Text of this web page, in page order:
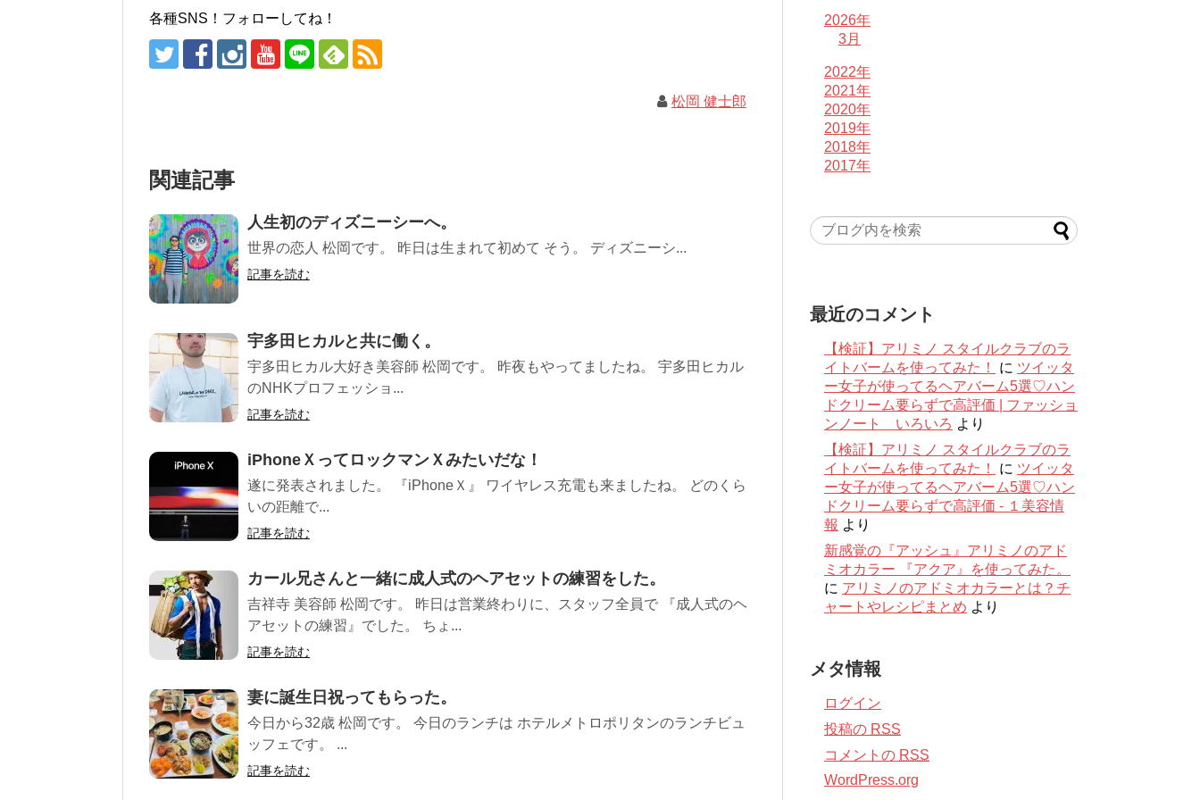
各種SNS！フォローしてね！
松岡 健士郎
関連記事
人生初のディズニーシーへ。
世界の恋人 松岡です。 昨日は生まれて初めて そう。 ディズニーシ...
記事を読む
宇多田ヒカルと共に働く。
宇多田ヒカル大好き美容師 松岡です。 昨夜もやってましたね。 宇多田ヒカル
のNHKプロフェッショ...
記事を読む
iPhoneＸってロックマンＸみたいだな！
遂に発表されました。 『iPhoneＸ』 ワイヤレス充電も来ましたね。 どのくら
いの距離で...
記事を読む
カール兄さんと一緒に成人式のヘアセットの練習をした。
吉祥寺 美容師 松岡です。 昨日は営業終わりに、スタッフ全員で 『成人式のヘ
アセットの練習』でした。 ちょ...
記事を読む
妻に誕生日祝ってもらった。
今日から32歳 松岡です。 今日のランチは ホテルメトロポリタンのランチビュ
ッフェです。 ...
記事を読む
2026年
3月
2022年
2021年
2020年
2019年
2018年
2017年
最近のコメント
【検証】アリミノ スタイルクラブのラ
イトバームを使ってみた！
に ツイッタ
ー女子が使ってるヘアバーム5選♡ハン
ドクリーム要らずで高評価 | ファッショ
ンノート いろいろ より
【検証】アリミノ スタイルクラブのラ
イトバームを使ってみた！
に ツイッタ
ー女子が使ってるヘアバーム5選♡ハン
ドクリーム要らずで高評価 - １美容情
報 より
新感覚の『アッシュ』アリミノのアド
ミオカラー 『アクア』を使ってみた。
に アリミノのアドミオカラーとは？チ
ャートやレシピまとめ より
メタ情報
ログイン
投稿の RSS
コメントの RSS
WordPress.org